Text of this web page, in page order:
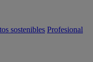
sostenibles Profesional